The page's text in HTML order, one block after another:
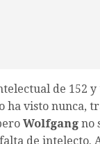
de 152
ha visto nunca,
Wolfgang no
de intelecto.